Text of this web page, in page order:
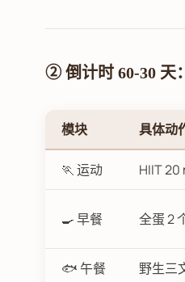
② 倒计时 60-30 天
模块 具体动
🏃 运动 HIIT 20
🍳 早餐 全蛋 2
🐟 午餐 野生三